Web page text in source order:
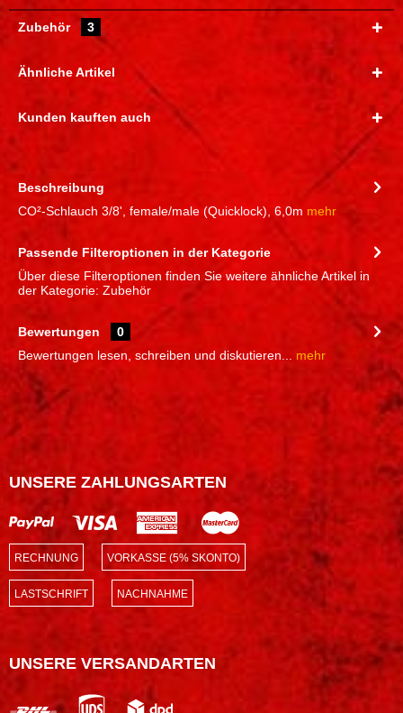
Zubehör 3
Ähnliche Artikel
Kunden kauften auch
Beschreibung
CO²-Schlauch 3/8', female/male (Quicklock), 6,0m mehr
Passende Filteroptionen in der Kategorie
Über diese Filteroptionen finden Sie weitere ähnliche Artikel in
der Kategorie: Zubehör
Bewertungen
0
Bewertungen lesen, schreiben und diskutieren...
mehr
UNSERE ZAHLUNGSARTEN
RECHNUNG VORKASSE (5% SKONTO)
LASTSCHRIFT NACHNAHME
UNSERE VERSANDARTEN